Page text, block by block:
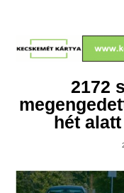
2172
hét